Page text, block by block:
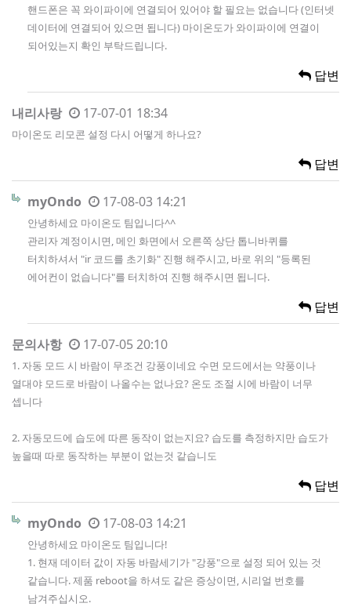
핸드폰은 꼭 와이파이에 연결되어 있어야 할 필요는 없습니다 (인터넷
데이터에 연결되어 있으면 됩니다) 마이온도가 와이파이에 연결이
되어있는지 확인 부탁드립니다.
답변
내리사랑 17-07-01 18:34
마이온도 리모콘 설정 다시 어떻게 하나요?
답변
myOndo 17-08-03 14:21
안녕하세요 마이온도 팀입니다^^
관리자 계정이시면, 메인 화면에서 오른쪽 상단 톱니바퀴를
터치하셔서 "ir 코드를 초기화" 진행 해주시고, 바로 위의 "등록된
에어컨이 없습니다"를 터치하여 진행 해주시면 됩니다.
답변
문의사항 17-07-05 20:10
1. 자동 모드 시 바람이 무조건 강풍이네요 수면 모드에서는 약풍이나
열대야 모드로 바람이 나올수는 없나요? 온도 조절 시에 바람이 너무
셉니다
2. 자동모드에 습도에 따른 동작이 없는지요? 습도를 측정하지만 습도가
높을때 따로 동작하는 부분이 없는것 같습니도
답변
myOndo 17-08-03 14:21
안녕하세요 마이온도 팀입니다!
1. 현재 데이터 값이 자동 바람세기가 "강풍"으로 설정 되어 있는 것
같습니다. 제품 reboot을 하셔도 같은 증상이면, 시리얼 번호를
남겨주십시오.